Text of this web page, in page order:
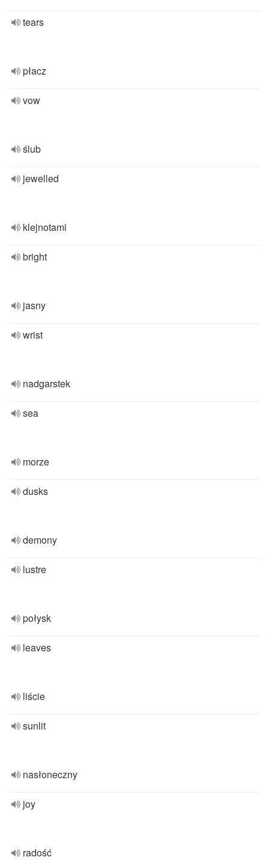
tears
płacz
vow
ślub
jewelled
klejnotami
bright
jasny
wrist
nadgarstek
sea
morze
dusks
demony
lustre
połysk
leaves
liście
sunlit
nasłoneczny
joy
radość